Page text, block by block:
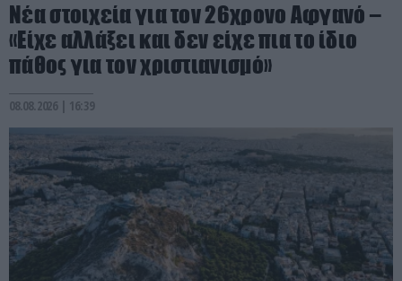
Νέα στοιχεία για τον 26χρονο Αφγανό –
«Είχε αλλάξει και δεν είχε πια το ίδιο
πάθος για τον χριστιανισμό»
08.08.2026 | 16:39